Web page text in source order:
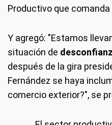
Productivo que
Y agregó: "Estamos
situación de
después de la gira
Fernández se haya
comercio exterior?", se